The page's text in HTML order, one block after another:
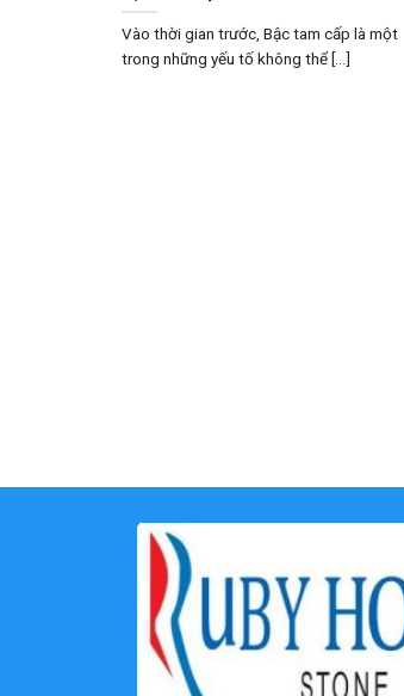
Vào thời gian trước, Bậc tam cấp là một
trong những yếu tố không thể [...]